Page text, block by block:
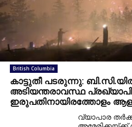
British Columbia
കാട്ടുതീ പടരുന്നു:
അടിയന്തരാവസ്ഥ
ഇരുപതിനായിരത്തോളം
വ്യാപാര